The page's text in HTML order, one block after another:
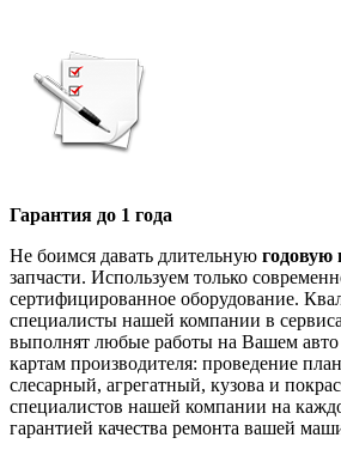
Гарантия до 1 года
Не боимся давать длительную годовую
запчасти. Используем только
сертифицированное оборудование.
специалисты нашей компании в
выполнят любые работы на Вашем авто
картам производителя: проведение
слесарный, агрегатный, кузова и
специалистов нашей компании на
гарантией качества ремонта вашей